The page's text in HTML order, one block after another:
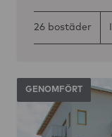
26 bostäder
GENOMFÖRT